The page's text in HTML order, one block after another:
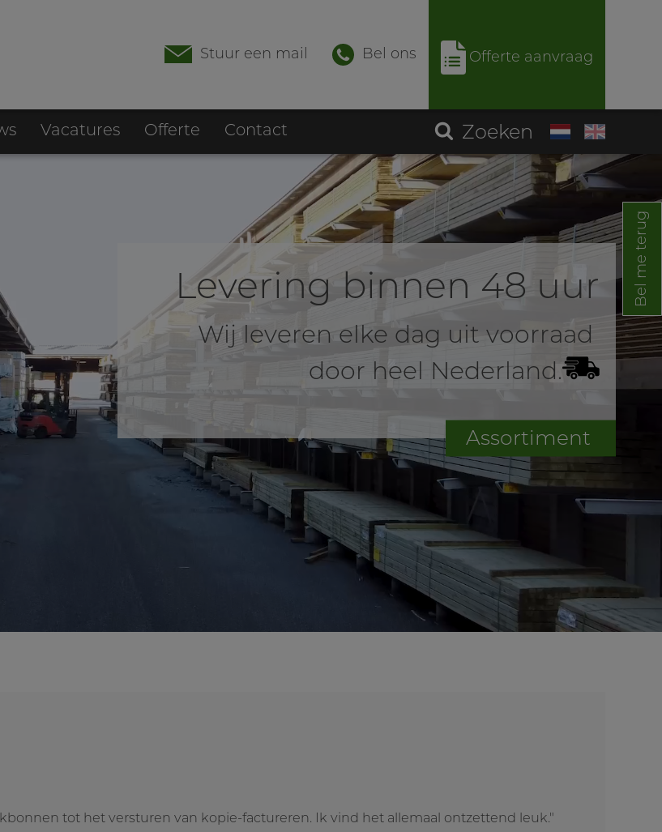
Stuur een mail Bel ons Offerte aanvraag
Vacatures Offerte Contact Zoeken
Bel me terug
Levering binnen 48 uur
Wij leveren elke dag uit voorraad
door heel Nederland.
Assortiment
tot het versturen van kopie-factureren. Ik vind het allemaal ontzettend leuk."